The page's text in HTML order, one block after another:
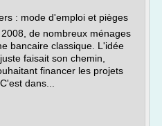
: mode d'emploi et pièges
de nombreux ménages
bancaire classique. L'idée
faisait son chemin,
financer les projets
dans...